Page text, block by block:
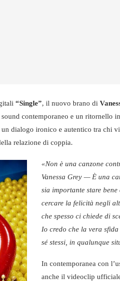
“Single”, il nuovo brano di
contemporaneo e un ritornello
dialogo ironico e autentico tra chi
relazione di coppia.
«Non è una canzone
Vanessa Grey — È una
sia importante stare
cercare la felicità negli
che spesso ci chiede di
Io credo che la vera
sé stessi, in qualunque
In contemporanea con
anche il videoclip